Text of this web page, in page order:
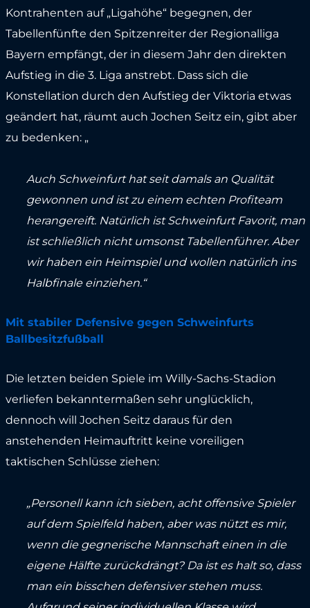
Kontrahenten auf „Ligahöhe“ begegnen, der
Tabellenfünfte den Spitzenreiter der Regionalliga
Bayern empfängt, der in diesem Jahr den direkten
Aufstieg in die 3. Liga anstrebt. Dass sich die
Konstellation durch den Aufstieg der Viktoria etwas
geändert hat, räumt auch Jochen Seitz ein, gibt aber
zu bedenken: „
Auch Schweinfurt hat seit damals an Qualität
gewonnen und ist zu einem echten Profiteam
herangereift. Natürlich ist Schweinfurt Favorit, man
ist schließlich nicht umsonst Tabellenführer. Aber
wir haben ein Heimspiel und wollen natürlich ins
Halbfinale einziehen.“
Mit stabiler Defensive gegen Schweinfurts
Ballbesitzfußball
Die letzten beiden Spiele im Willy-Sachs-Stadion
verliefen bekanntermaßen sehr unglücklich,
dennoch will Jochen Seitz daraus für den
anstehenden Heimauftritt keine voreiligen
taktischen Schlüsse ziehen:
„Personell kann ich sieben, acht offensive Spieler
auf dem Spielfeld haben, aber was nützt es mir,
wenn die gegnerische Mannschaft einen in die
eigene Hälfte zurückdrängt? Da ist es halt so, dass
man ein bisschen defensiver stehen muss.